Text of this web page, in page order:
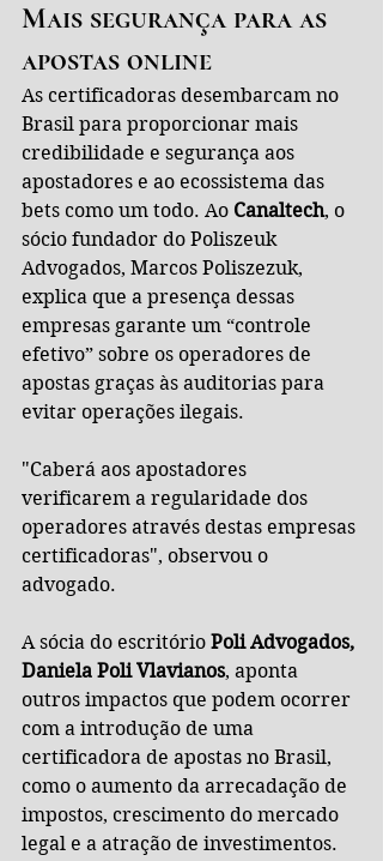
Mais segurança para as
apostas online
As certificadoras desembarcam no
Brasil para proporcionar mais
credibilidade e segurança aos
apostadores e ao ecossistema das
bets como um todo. Ao Canaltech, o
sócio fundador do Poliszeuk
Advogados, Marcos Poliszezuk,
explica que a presença dessas
empresas garante um “controle
efetivo” sobre os operadores de
apostas graças às auditorias para
evitar operações ilegais.
"Caberá aos apostadores
verificarem a regularidade dos
operadores através destas empresas
certificadoras", observou o
advogado.
A sócia do escritório Poli Advogados,
Daniela Poli Vlavianos, aponta
outros impactos que podem ocorrer
com a introdução de uma
certificadora de apostas no Brasil,
como o aumento da arrecadação de
impostos, crescimento do mercado
legal e a atração de investimentos.